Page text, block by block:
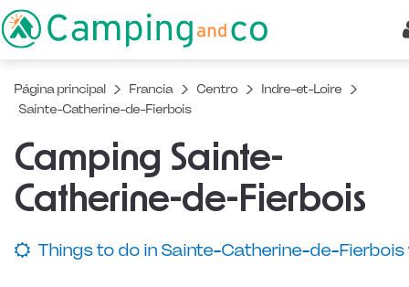
Página principal Francia Centro
Indre-et-Loire
Sainte-Catherine-de-Fierbois
Camping Sainte-
Catherine-de-Fierbois
Things to do in Sainte-Catherine-de-Fierbois